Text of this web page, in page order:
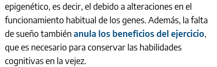
epigenético, es decir, el debido a alteraciones en el
funcionamiento habitual de los genes. Además, la falta
de sueño también anula los beneficios del ejercicio,
que es necesario para conservar las habilidades
cognitivas en la vejez.